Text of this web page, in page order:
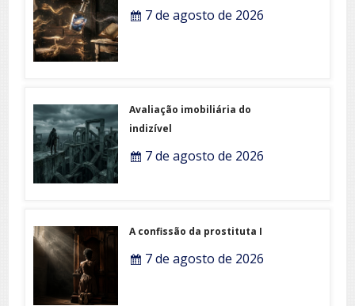
7 de agosto de 2026
Avaliação imobiliária do
indizível
7 de agosto de 2026
A confissão da prostituta I
7 de agosto de 2026